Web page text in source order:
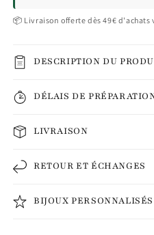
📦 Livraison offerte dès 49€ d'achats
DESCRIPTION DU
DÉLAIS DE
LIVRAISON
RETOUR ET ÉCHANGES
BIJOUX PERSONNALISÉS